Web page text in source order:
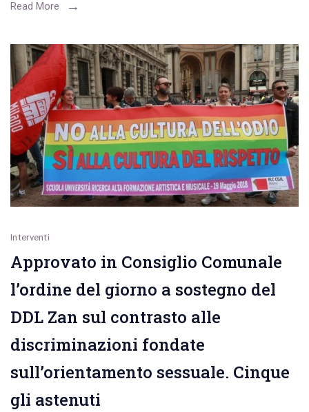
identificati
dai
carabinieri
di
Conversano
cinque
giovani
incensurati
Read More
Interventi
Approvato in Consiglio Comunale
l’ordine del giorno a sostegno del
DDL Zan sul contrasto alle
discriminazioni fondate
sull’orientamento sessuale. Cinque
gli astenuti